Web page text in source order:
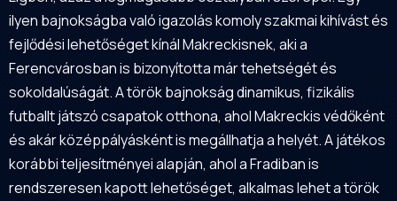
ilyen bajnokságba való igazolás komoly szakmai kihívást és
fejlődési lehetőséget kínál Makreckisnek, aki a
Ferencvárosban is bizonyította már tehetségét és
sokoldalúságát. A török bajnokság dinamikus, fizikális
futballt játszó csapatok otthona, ahol Makreckis védőként
és akár középpályásként is megállhatja a helyét. A játékos
korábbi teljesítményei alapján, ahol a Fradiban is
rendszeresen kapott lehetőséget, alkalmas lehet a török